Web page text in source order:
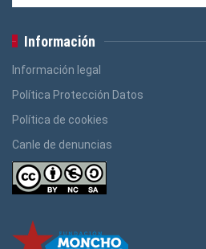
Información
Información legal
Política Protección Datos
Política de cookies
Canle de denuncias